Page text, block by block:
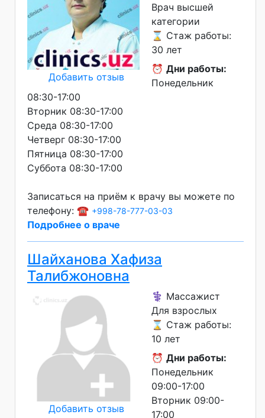
Добавить отзыв
Врач высшей
категории
⌛ Стаж работы:
30 лет
⏰ Дни работы:
Понедельник
08:30-17:00
Вторник 08:30-17:00
Среда 08:30-17:00
Четверг 08:30-17:00
Пятница 08:30-17:00
Суббота 08:30-17:00
Записаться на приём к врачу вы можете по
телефону: ☎️ +998-78-777-03-03
Подробнее о враче
Шайханова Хафиза
Талибжоновна
Добавить отзыв
⚕️ Массажист
Для взрослых
⌛ Стаж работы:
10 лет
⏰ Дни работы:
Понедельник
09:00-17:00
Вторник 09:00-
17:00